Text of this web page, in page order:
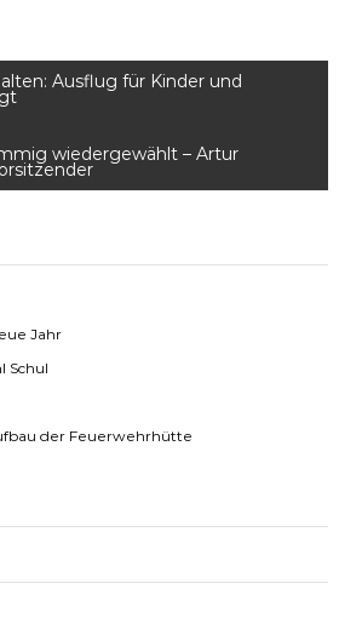
Ausflug für Kinder und
wiedergewählt – Artur
Jahr
Schul
der Feuerwehrhütte